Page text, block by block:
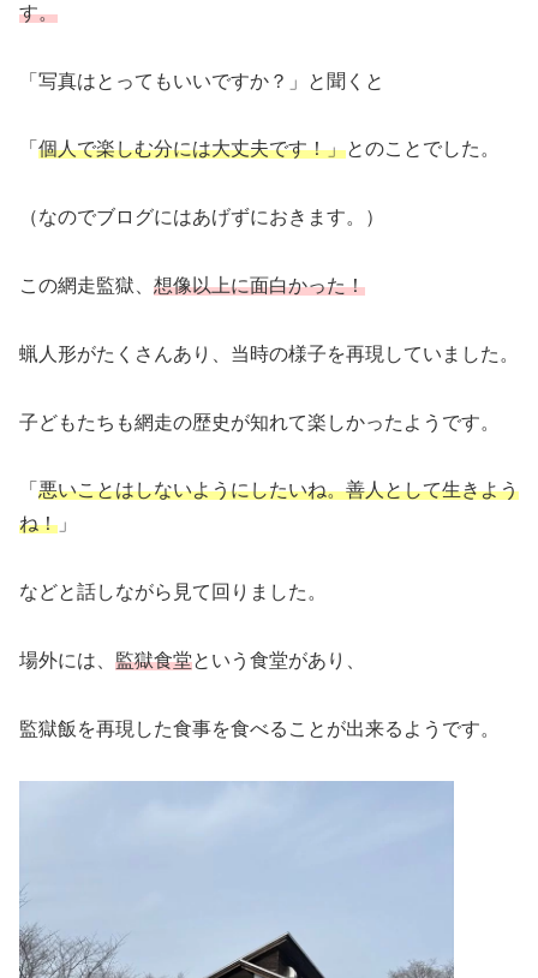
す。
「写真はとってもいいですか？」と聞くと
「 個人で楽しむ分には大丈夫です！」とのことでした。
（なのでブログにはあげずにおきます。）
この網走監獄、 想像以上に面白かった！
蝋人形がたくさんあり、当時の様子を再現していました。
子どもたちも網走の歴史が知れて楽しかったようです。
「 悪いことはしないようにしたいね。善人として生きよう
ね！ 」
などと話しながら見て回りました。
場外には、 監獄食堂という食堂があり、
監獄飯を再現した食事を食べることが出来るようです。